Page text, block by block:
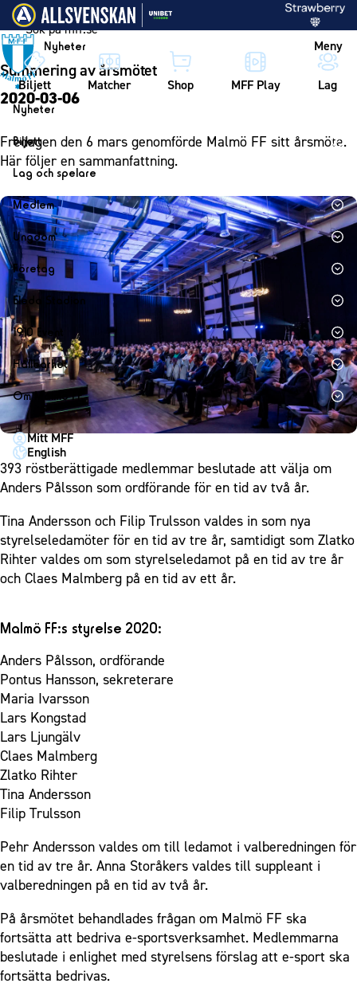
Vidare till innehållet
Nyheter Meny
Biljett Matcher Shop MFF Play Lag
Nyheter
Nyheter
Kalender
Biljett
Biljett
Årskort dam
Mitt MFF
Biljetter till bortamatcher
Biljettvillkor
Lag och spelare
Lag
Herrlaget
Spelare
Ledarstab
Damlaget
Spelare
Ledarstab
Medlem
Medlemskap i Malmö FF
Årsmöte 2026
Ungdom
MFF Ungdom
Sommarfotboll
Skånecupen
Fotbollsskolan
Fotbollsnätverket
P19
F19
P17
F17
Malmö Trophy
Företag
Bli företagspartner
Nätverket
Klubbstolar
Partner dam
Eleda Stadion
Eleda Stadion
Erics Bar & Restaurang
Matchdag på Eleda Stadion
MFF-museet & rundvandringar
1910 Event
1910 Event
Fest & Event
Konferens
Möte
Mässa
Sommarfest
Inspiration
Vanliga frågor om 1910 Event
Hållbarhet
Hållbarhet
Himmelsblå framtid – en match för miljön
MFF i samhället
Laget för alla
Nattfotboll
Himmelsblå Tillsammans
Karriärakademin
Grundskolefotboll mot rasismer
Fonder
Om Malmö FF
Om Malmö FF
Kontakt
Press och media
Historik – herrlaget
Historik – damlaget
Närstående organisationer
Policydokument
Mitt MFF
English
Summering av årsmötet
2020-03-06
Fredagen den 6 mars genomförde Malmö FF sitt årsmöte.
Här följer en sammanfattning.
393 röstberättigade medlemmar beslutade att välja om
Anders Pålsson som ordförande för en tid av två år.
Tina Andersson och Filip Trulsson valdes in som nya
styrelseledamöter för en tid av tre år, samtidigt som Zlatko
Rihter valdes om som styrelseledamot på en tid av tre år
och Claes Malmberg på en tid av ett år.
Malmö FF:s styrelse 2020:
Anders Pålsson, ordförande
Pontus Hansson, sekreterare
Maria Ivarsson
Lars Kongstad
Lars Ljungälv
Claes Malmberg
Zlatko Rihter
Tina Andersson
Filip Trulsson
Pehr Andersson valdes om till ledamot i valberedningen för
en tid av tre år. Anna Storåkers valdes till suppleant i
valberedningen på en tid av två år.
På årsmötet behandlades frågan om Malmö FF ska
fortsätta att bedriva e-sportsverksamhet. Medlemmarna
beslutade i enlighet med styrelsens förslag att e-sport ska
fortsätta bedrivas.